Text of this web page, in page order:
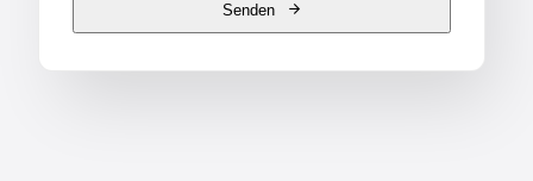
Senden
This